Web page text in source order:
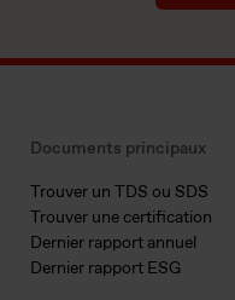
Documents principaux
Trouver un TDS ou SDS
Trouver une certification
Dernier rapport annuel
Dernier rapport ESG